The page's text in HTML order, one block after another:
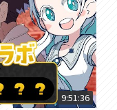
9:51:36